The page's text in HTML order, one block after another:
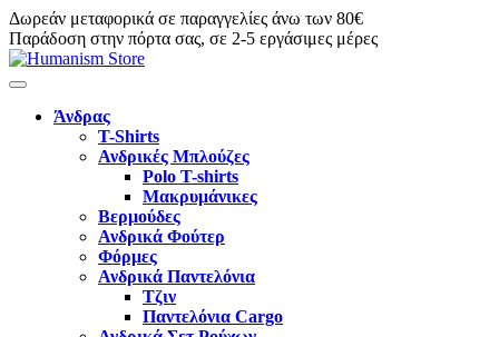
Δωρεάν μεταφορικά σε παραγγελίες άνω των 80€
Παράδοση στην πόρτα σας, σε 2-5 εργάσιμες μέρες
Άνδρας
T-Shirts
Ανδρικές Μπλούζες
Polo T-shirts
Μακρυμάνικες
Βερμούδες
Ανδρικά Φούτερ
Φόρμες
Ανδρικά Παντελόνια
Τζιν
Παντελόνια Cargo